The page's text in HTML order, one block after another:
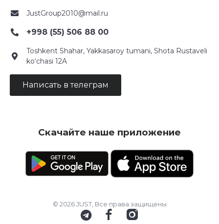
JustGroup2010@mail.ru
+998 (55) 506 88 00
Toshkent Shahar, Yakkasaroy tumani, Shota Rustaveli
ko‘chasi 12A
Написать в телеграм
Скачайте наше приложение
© 2026 JUST, Все права защищены